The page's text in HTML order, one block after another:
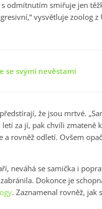
odmítnutím smiřuje jen
vysvětluje zoolog z
se svými nevěstami
že jsou mrtvé.
za jí, pak chvíli zmateně
a rovněž odletí. Ovšem
neváhá se samička i
Dokonce je
. Zaznamenal rovněž, jak